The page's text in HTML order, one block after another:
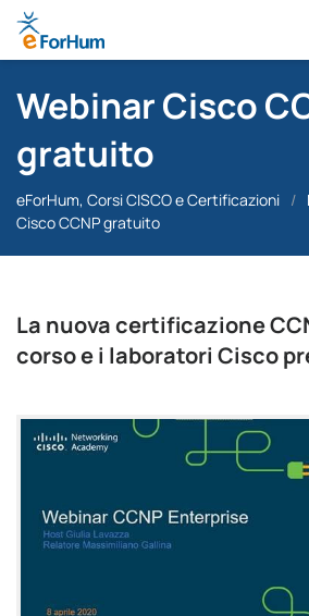
Webinar Cisco
gratuito
eForHum, Corsi CISCO e Certificazioni /
Cisco CCNP gratuito
La nuova certificazione
corso e i laboratori Cisco